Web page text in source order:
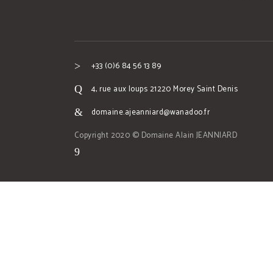
+33 (0)6 84 56 13 89
4, rue aux loups 21220 Morey Saint Denis
domaine.ajeanniard@wanadoo.fr
Copyright 2020 © Domaine Alain JEANNIARD